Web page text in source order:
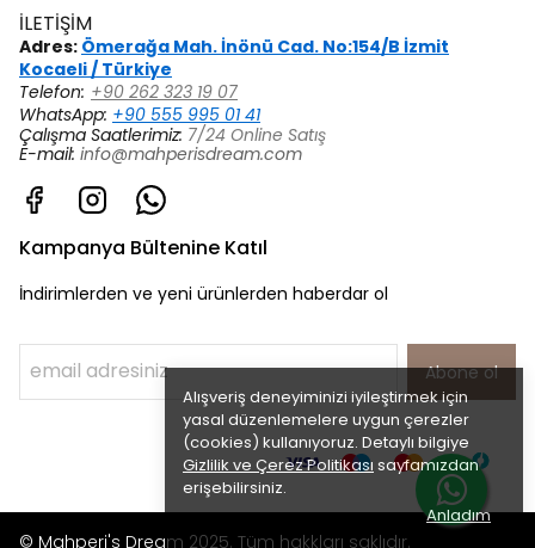
Alışveriş deneyiminizi iyileştirmek için
yasal düzenlemelere uygun çerezler
(cookies) kullanıyoruz. Detaylı bilgiye
Gizlilik ve Çerez Politikası sayfamızdan
erişebilirsiniz.
Anladım
İLETİŞİM
Adres: Ömerağa Mah. İnönü Cad. No:154/B İzmit
Kocaeli / Türkiye
Telefon: +90 262 323 19 07
WhatsApp: +90 555 995 01 41
Çalışma Saatlerimiz: 7/24 Online Satış
E-mail: info@mahperisdream.com
Kampanya Bültenine Katıl
İndirimlerden ve yeni ürünlerden haberdar ol
Abone ol
© Mahperi's Dream 2025. Tüm hakkları saklıdır.